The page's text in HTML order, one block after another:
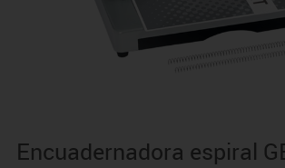
Encuadernadora espiral